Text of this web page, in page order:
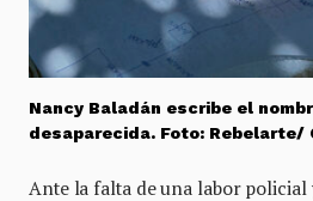
Nancy Baladán escribe el
desaparecida. Foto: Rebelarte/
Ante la falta de una labor policial